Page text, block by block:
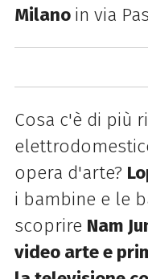
Milano in via
Cosa c'è di più
opera d'arte?
i bambine e le
scoprire Nam
video arte e